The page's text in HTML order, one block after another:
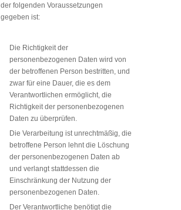
der folgenden Voraussetzungen
gegeben ist:
Die Richtigkeit der
personenbezogenen Daten wird von
der betroffenen Person bestritten, und
zwar für eine Dauer, die es dem
Verantwortlichen ermöglicht, die
Richtigkeit der personenbezogenen
Daten zu überprüfen.
Die Verarbeitung ist unrechtmäßig, die
betroffene Person lehnt die Löschung
der personenbezogenen Daten ab
und verlangt stattdessen die
Einschränkung der Nutzung der
personenbezogenen Daten.
Der Verantwortliche benötigt die